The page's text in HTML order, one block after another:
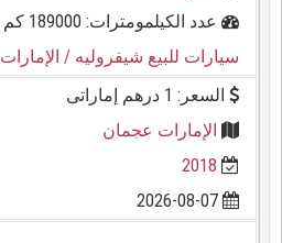
عدد الكيلمومترات: 189000 كم
سيارات للبيع شيفروليه / الإمارات
السعر: 1 درهم إماراتى
الإمارات عجمان
2018